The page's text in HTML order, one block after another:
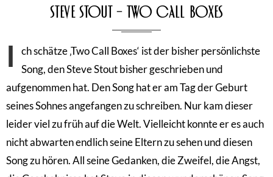
Steve Stout – Two Call Boxes
I
ch schätze ‚Two Call Boxes‘ ist der bisher persönlichste
Song, den Steve Stout bisher geschrieben und
aufgenommen hat. Den Song hat er am Tag der Geburt
seines Sohnes angefangen zu schreiben. Nur kam dieser
leider viel zu früh auf die Welt. Vielleicht konnte er es auch
nicht abwarten endlich seine Eltern zu sehen und diesen
Song zu hören. All seine Gedanken, die Zweifel, die Angst,